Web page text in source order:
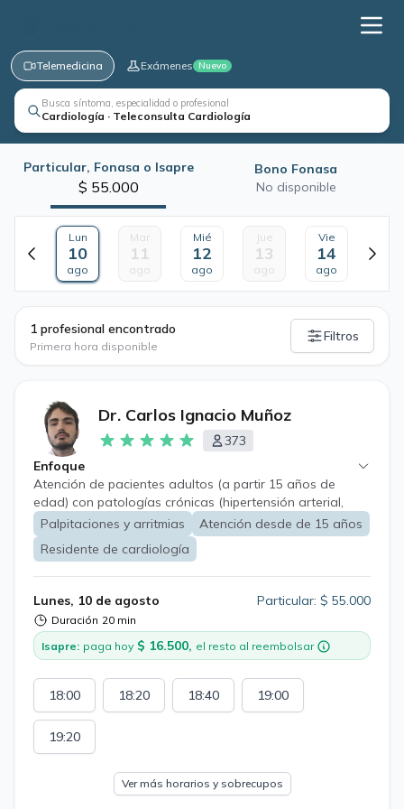
Telemedicina Exámenes Nuevo
Busca síntoma, especialidad o profesional
Cardiología · Teleconsulta Cardiología
Particular, Fonasa o Isapre
$ 55.000
Bono Fonasa
No disponible
Lun
10
ago
Mar
11
ago
Mié
12
ago
Jue
13
ago
Vie
14
ago
1 profesional encontrado
Primera hora disponible
Filtros
Dr. Carlos Ignacio Muñoz
373
Enfoque
Atención de pacientes adultos (a partir 15 años de
edad) con patologías crónicas (hipertensión arterial,
diabetes mellitus, insuficiencia cardíaca, daño hepático
crónico, entre otros) con énfasis en enfermedades
cardiovasculares, tanto en diagnóstico y tratamiento.
Palpitaciones y arritmias
Atención desde de 15 años
Residente de cardiología
Lunes, 10 de agosto
Duración 20 min
Particular: $ 55.000
Isapre: paga hoy $ 16.500, el resto al reembolsar
18:00 18:20 18:40 19:00
19:20
Ver más horarios y sobrecupos